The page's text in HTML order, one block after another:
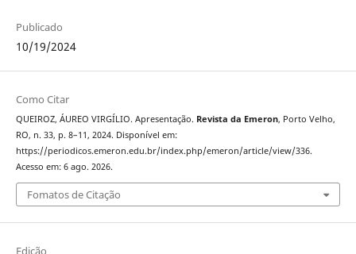
Publicado
10/19/2024
Como Citar
QUEIROZ, ÁUREO VIRGÍLIO. Apresentação. Revista da Emeron, Porto Velho,
RO, n. 33, p. 8–11, 2024. Disponível em:
https://periodicos.emeron.edu.br/index.php/emeron/article/view/336.
Acesso em: 6 ago. 2026.
Fomatos de Citação